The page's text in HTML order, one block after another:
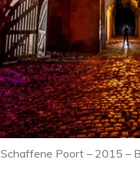
Schaffene Poort – 2015 –